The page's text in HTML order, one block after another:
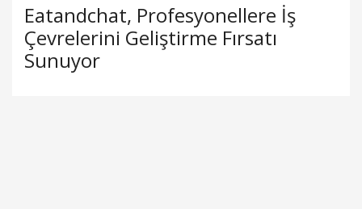
Eatandchat, Profesyonellere İş
Çevrelerini Geliştirme Fırsatı
Sunuyor